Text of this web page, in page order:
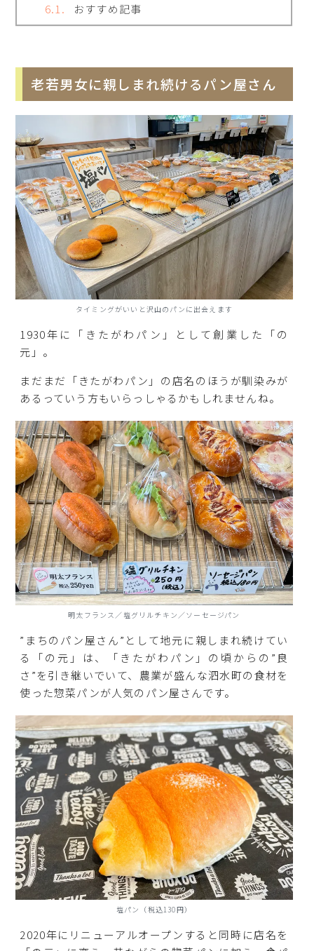
おすすめ記事
老若男女に親しまれ続けるパン屋さん
タイミングがいいと沢山のパンに出会えます
1930年に「きたがわパン」として創業した「の
元」。
まだまだ「きたがわパン」の店名のほうが馴染みが
あるっていう方もいらっしゃるかもしれませんね。
明太フランス／塩グリルチキン／ソーセージパン
”まちのパン屋さん”として地元に親しまれ続けてい
る「の元」は、「きたがわパン」の頃からの”良
さ”を引き継いでいて、農業が盛んな泗水町の食材を
使った惣菜パンが人気のパン屋さんです。
塩パン（税込130円）
2020年にリニューアルオープンすると同時に店名を